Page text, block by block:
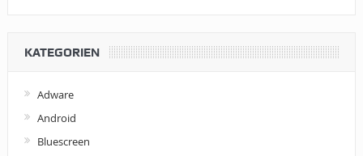
KATEGORIEN
Adware
Android
Bluescreen